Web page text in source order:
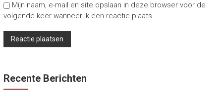
Mijn naam, e-mail en site opslaan in deze browser voor de
volgende keer wanneer ik een reactie plaats.
Recente Berichten